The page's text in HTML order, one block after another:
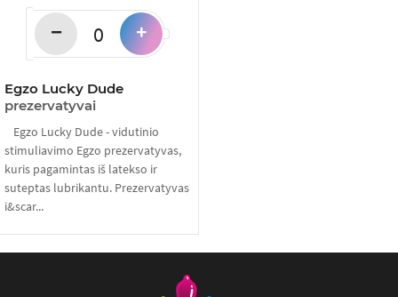
Egzo Lucky Dude
prezervatyvai
− +
Egzo Lucky Dude - vidutinio
stimuliavimo Egzo prezervatyvas,
kuris pagamintas iš latekso ir
suteptas lubrikantu. Prezervatyvas
i&scar...